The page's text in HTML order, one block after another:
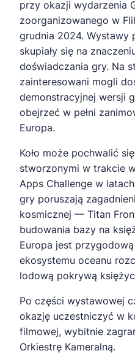
przy okazji wydarzenia
zoorganizowanego w
grudnia 2024. Wystawy
skupiały się na
doświadczania gry. Na
zainteresowani mogli
demonstracyjnej wersji
obejrzeć w pełni
Europa.
Koło może pochwalić
stworzonymi w trakcie
Apps Challenge w
gry poruszają
kosmicznej — Titan
budowania bazy na
Europa jest
ekosystemu oceanu
lodową pokrywą
Po części wystawowej
okazję uczestniczyć w
filmowej, wybitnie
Orkiestrę Kameralną.